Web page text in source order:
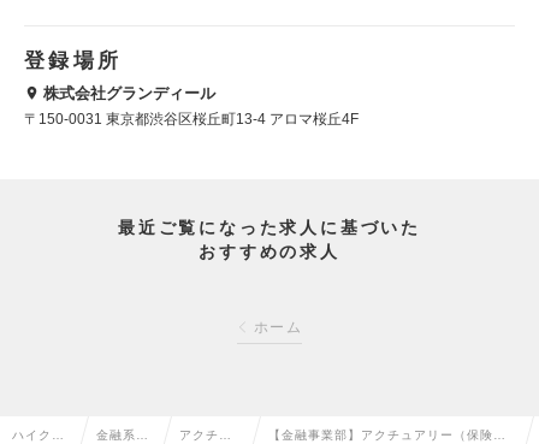
登録場所
株式会社グランディール
〒150-0031 東京都渋谷区桜丘町13-4 アロマ桜丘4F
最近ご覧になった求人に基づいた
おすすめの求人
ホーム
ハイクラ 金融系専 アクチュ 【金融事業部】アクチュアリー（保険）